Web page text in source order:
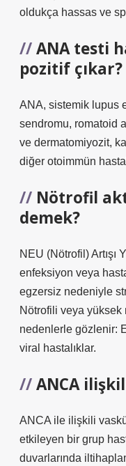
oldukça hassas ve
ANA testi
pozitif çıkar?
ANA, sistemik lupus
sendromu, romatoid
ve dermatomiyozit,
diğer otoimmün
Nötrofil
demek?
NEU (Nötrofil) Artışı
enfeksiyon veya
egzersiz nedeniyle
Nötrofili veya yüksek
nedenlerle gözlenir:
viral hastalıklar.
ANCA
ANCA ile ilişkili
etkileyen bir grup
duvarlarında